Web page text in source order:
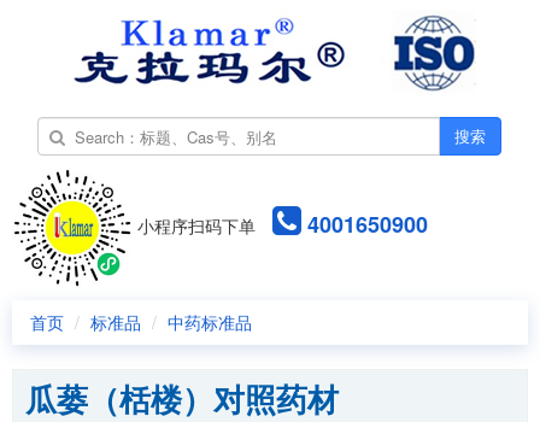
搜索
小程序扫码下单 4001650900
首页 标准品 中药标准品
瓜蒌（栝楼）对照药材